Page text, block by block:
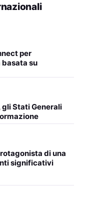
per
basata su
Stati Generali
di una
significativi